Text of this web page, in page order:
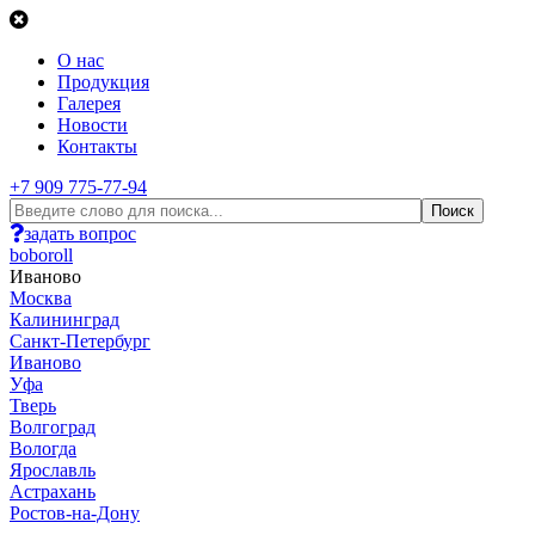
О нас
Продукция
Галерея
Новости
Контакты
+7 909 775-77-94
задать вопрос
boboroll
Иваново
Москва
Калининград
Санкт-Петербург
Иваново
Уфа
Тверь
Волгоград
Вологда
Ярославль
Астрахань
Ростов-на-Дону